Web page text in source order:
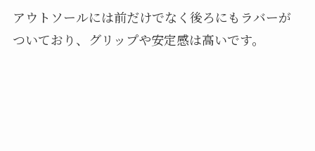
アウトソールには前だけでなく後ろにもラバーが
ついており、グリップや安定感は高いです。